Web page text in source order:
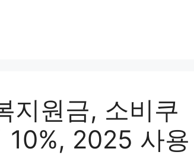
지원금, 소비쿠
10%, 2025 사용